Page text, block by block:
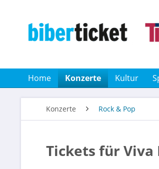
Home Konzerte Kultur
Konzerte Rock & Pop
Tickets für Viva